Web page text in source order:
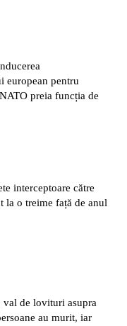
european pentru
preia funcția de
interceptoare către
la o treime față de anul
val de lovituri asupra
au murit, iar